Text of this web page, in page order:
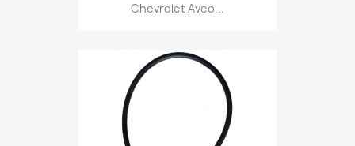
Chevrolet Aveo...